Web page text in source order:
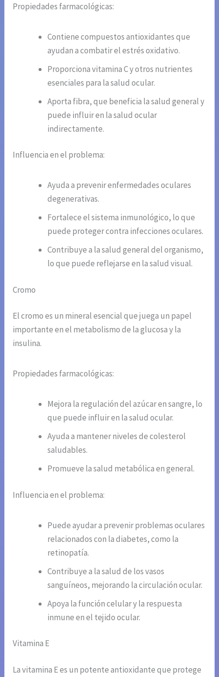
Propiedades farmacológicas:
Contiene compuestos antioxidantes que
ayudan a combatir el estrés oxidativo.
Proporciona vitamina C y otros nutrientes
esenciales para la salud ocular.
Aporta fibra, que beneficia la salud general y
puede influir en la salud ocular
indirectamente.
Influencia en el problema:
Ayuda a prevenir enfermedades oculares
degenerativas.
Fortalece el sistema inmunológico, lo que
puede proteger contra infecciones oculares.
Contribuye a la salud general del organismo,
lo que puede reflejarse en la salud visual.
Cromo
El cromo es un mineral esencial que juega un papel
importante en el metabolismo de la glucosa y la
insulina.
Propiedades farmacológicas:
Mejora la regulación del azúcar en sangre, lo
que puede influir en la salud ocular.
Ayuda a mantener niveles de colesterol
saludables.
Promueve la salud metabólica en general.
Influencia en el problema:
Puede ayudar a prevenir problemas oculares
relacionados con la diabetes, como la
retinopatía.
Contribuye a la salud de los vasos
sanguíneos, mejorando la circulación ocular.
Apoya la función celular y la respuesta
inmune en el tejido ocular.
Vitamina E
La vitamina E es un potente antioxidante que protege